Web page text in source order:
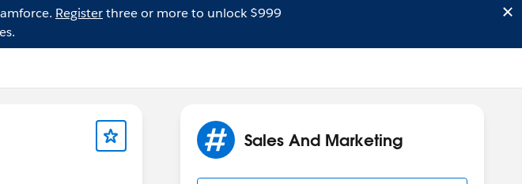
Registerthree or more to unlock $999
Sales And Marketing